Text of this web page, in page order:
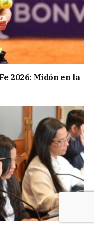
2026: Midón en la